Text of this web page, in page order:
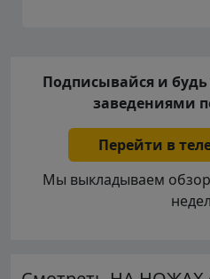
Подписывайся и будь
заведениями
Перейти в
Мы выкладываем